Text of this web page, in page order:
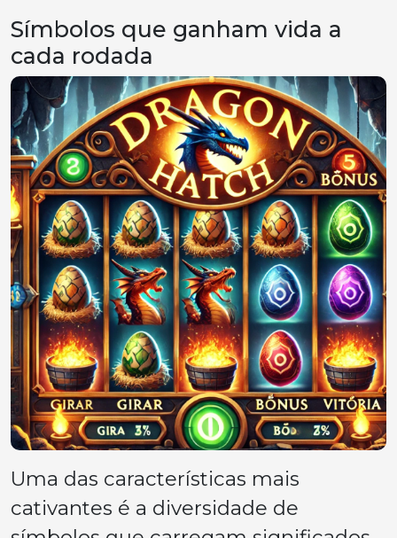
Símbolos que ganham vida a
cada rodada
Uma das características mais
cativantes é a diversidade de